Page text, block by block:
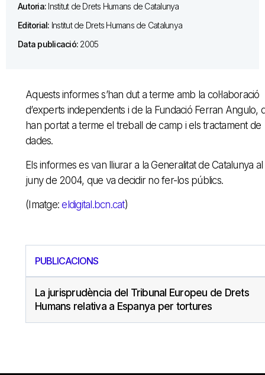
Autoria: Institut de Drets Humans de Catalunya
Editorial: Institut de Drets Humans de Catalunya
Data publicació: 2005
Aquests informes s’han dut a terme amb la col·laboració
d’experts independents i de la Fundació Ferran Angulo,
han portat a terme el treball de camp i els tractament de
dades.
Els informes es van lliurar a la Generalitat de Catalunya al
juny de 2004, que va decidir no fer-los públics.
(Imatge:eldigital.bcn.cat)
PUBLICACIONS
La jurisprudència del Tribunal Europeu de Drets
Humans relativa a Espanya per tortures